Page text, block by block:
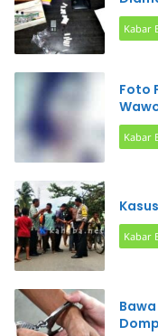
Kabar
Foto
Kabar
Kabar